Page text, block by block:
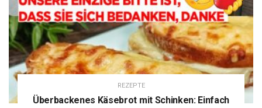
REZEPTE
Überbackenes Käsebrot mit Schinken: Einfach